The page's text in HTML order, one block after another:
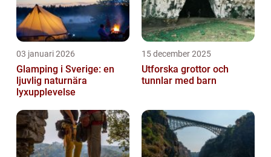
03 januari 2026
Glamping i Sverige: en
ljuvlig naturnära
lyxupplevelse
15 december 2025
Utforska grottor och
tunnlar med barn